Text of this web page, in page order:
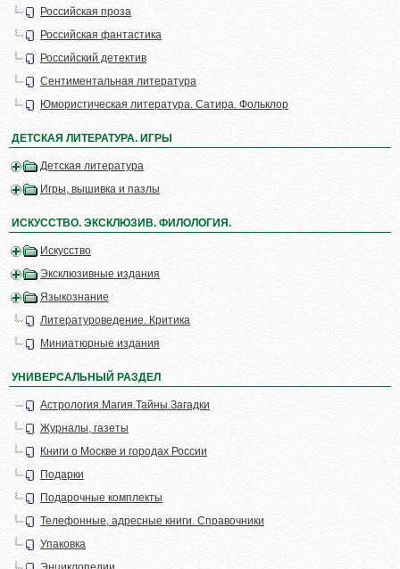
Российская проза
Российская фантастика
Российский детектив
Сентиментальная литература
Юмористическая литература. Сатира. Фольклор
ДЕТСКАЯ ЛИТЕРАТУРА. ИГРЫ
Детская литература
Игры, вышивка и пазлы
ИСКУССТВО. ЭКСКЛЮЗИВ. ФИЛОЛОГИЯ.
Искусство
Эксклюзивные издания
Языкознание
Литературоведение. Критика
Миниатюрные издания
УНИВЕРСАЛЬНЫЙ РАЗДЕЛ
Астрология.Магия.Тайны.Загадки
Журналы, газеты
Книги о Москве и городах России
Подарки
Подарочные комплекты
Телефонные, адресные книги. Справочники
Упаковка